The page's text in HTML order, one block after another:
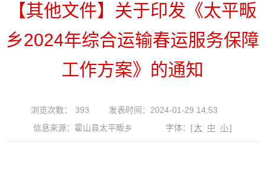
【其他文件】关于印发《太平畈
乡2024年综合运输春运服务保障
工作方案》的通知
浏览次数： 393
发表时间：2024-01-29 14:53
信息来源：霍山县太平畈乡
字体： [大 中 小]